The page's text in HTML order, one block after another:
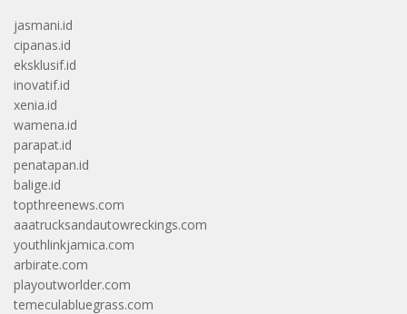
jasmani.id
cipanas.id
eksklusif.id
inovatif.id
xenia.id
wamena.id
parapat.id
penatapan.id
balige.id
topthreenews.com
aaatrucksandautowreckings.com
youthlinkjamica.com
arbirate.com
playoutworlder.com
temeculabluegrass.com